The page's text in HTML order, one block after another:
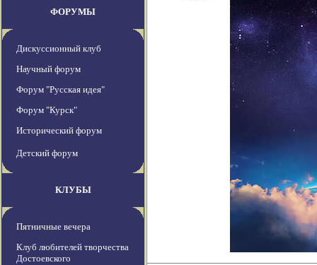
ФОРУМЫ
Дискуссионный клуб
Научный форум
Форум "Русская идея"
Форум "Курск"
Исторический форум
Детский форум
КЛУБЫ
Пятничные вечера
Клуб любителей творчества
Достоевского